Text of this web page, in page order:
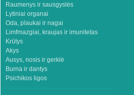
Raumenys ir sausgyslės
Lytiniai organai
Oda, plaukai ir nagai
Limfmazgiai, kraujas ir imunitetas
Krūtys
Akys
Ausys, nosis ir gerklė
Burna ir dantys
Psichikos ligos